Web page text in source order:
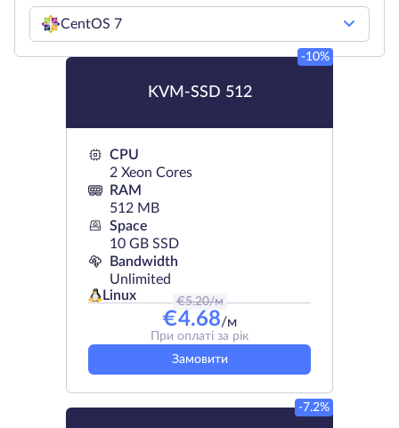
CentOS 7
KVM-SSD 512
-10%
CPU
2 Xeon Cores
RAM
512 MB
Space
10 GB SSD
Bandwidth
Unlimited
Linux
€5.20/м
€4.68/м
При оплаті за рік
Замовити
-7.2%